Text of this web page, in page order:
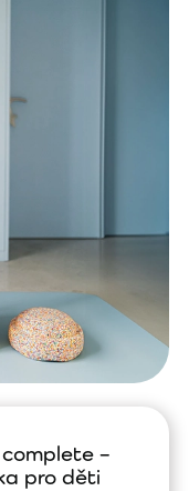
–
pro děti